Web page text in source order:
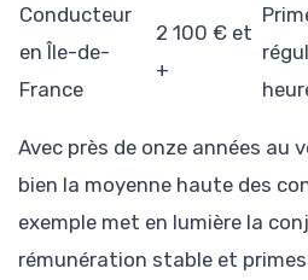
Conducteur
en Île-de-
France
2 100 € et
+
Avec près de onze années au
bien la moyenne haute des
exemple met en lumière la
rémunération stable et